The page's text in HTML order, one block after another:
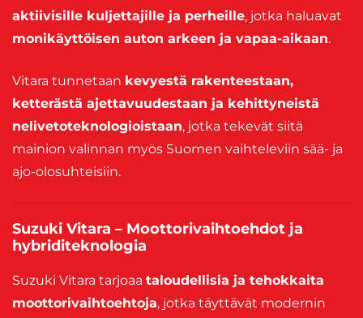
aktiivisille kuljettajille ja perheille, jotka haluavat
monikäyttöisen auton arkeen ja vapaa-aikaan.
Vitara tunnetaan kevyestä rakenteestaan,
ketterästä ajettavuudestaan ja kehittyneistä
nelivetoteknologioistaan, jotka tekevät siitä
mainion valinnan myös Suomen vaihteleviin sää- ja
ajo-olosuhteisiin.
Suzuki Vitara – Moottorivaihtoehdot ja
hybriditeknologia
Suzuki Vitara tarjoaa taloudellisia ja tehokkaita
moottorivaihtoehtoja, jotka täyttävät modernin